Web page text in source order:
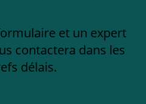
et un expert
contactera dans les
délais.